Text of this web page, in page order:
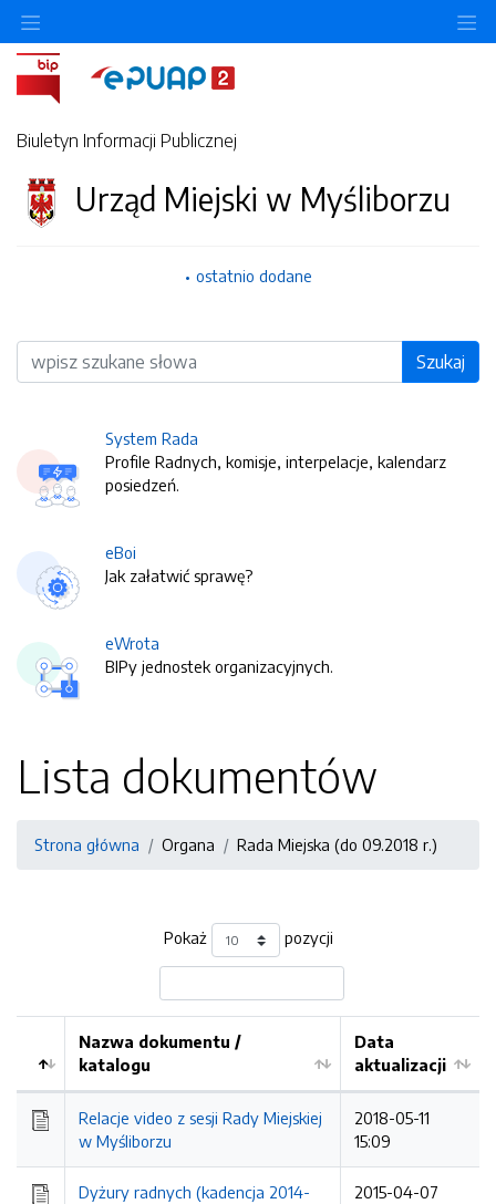
Biuletyn Informacji Publicznej
Urząd Miejski w Myśliborzu
ostatnio dodane
Wyszukiwarka Szukaj
System Rada
Profile Radnych, komisje, interpelacje, kalendarz
posiedzeń.
eBoi
Jak załatwić sprawę?
eWrota
BIPy jednostek organizacyjnych.
Lista dokumentów
Strona główna Organa Rada Miejska (do 09.2018 r.)
Pokaż pozycji
Nazwa dokumentu /
katalogu
Data
aktualizacji
Relacje video z sesji Rady Miejskiej
w Myśliborzu
2018-05-11
15:09
Dyżury radnych (kadencja 2014-
2015-04-07